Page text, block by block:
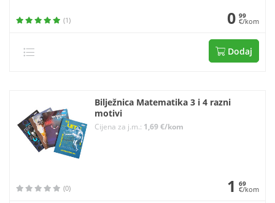
(1) 0 99
€/kom
Dodaj
Bilježnica Matematika 3 i 4 razni
motivi
Cijena za j.m.: 1,69 €/kom
(0) 1 69
€/kom